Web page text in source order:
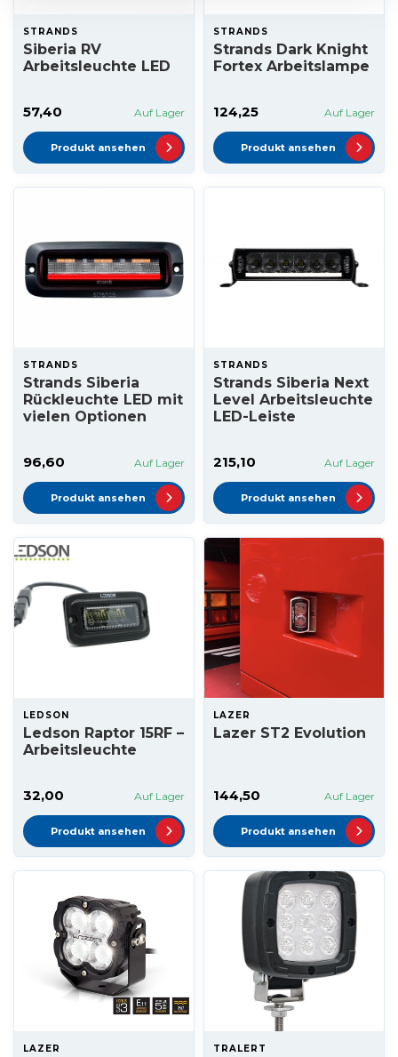
STRANDS
Siberia RV
Arbeitsleuchte LED
57,40 Auf Lager
Produkt ansehen
STRANDS
Strands Dark Knight
Fortex Arbeitslampe
124,25 Auf Lager
Produkt ansehen
STRANDS
Strands Siberia
Rückleuchte LED mit
vielen Optionen
96,60 Auf Lager
Produkt ansehen
STRANDS
Strands Siberia Next
Level Arbeitsleuchte
LED-Leiste
215,10 Auf Lager
Produkt ansehen
LEDSON
Ledson Raptor 15RF –
Arbeitsleuchte
32,00 Auf Lager
Produkt ansehen
LAZER
Lazer ST2 Evolution
144,50 Auf Lager
Produkt ansehen
LAZER TRALERT